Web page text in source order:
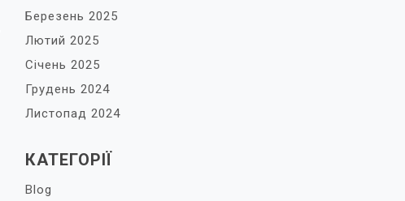
Березень 2025
Лютий 2025
Січень 2025
Грудень 2024
Листопад 2024
КАТЕГОРІЇ
Blog